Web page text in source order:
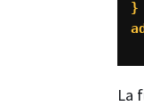
}
La